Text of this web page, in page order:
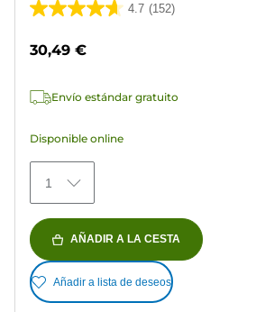
4.7 (152)
4.7
5
152
30,49 €
Envío estándar gratuito
Disponible online
1
AÑADIR A LA CESTA
Añadir a lista de deseos